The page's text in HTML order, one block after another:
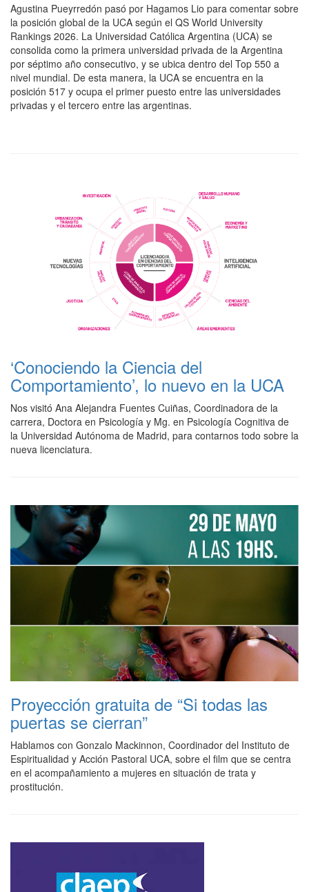
Agustina Pueyrredón pasó por Hagamos Lio para comentar sobre
la posición global de la UCA según el QS World University
Rankings 2026. La Universidad Católica Argentina (UCA) se
consolida como la primera universidad privada de la Argentina
por séptimo año consecutivo, y se ubica dentro del Top 550 a
nivel mundial. De esta manera, la UCA se encuentra en la
posición 517 y ocupa el primer puesto entre las universidades
privadas y el tercero entre las argentinas.
‘Conociendo la Ciencia del
Comportamiento’, lo nuevo en la UCA
Nos visitó Ana Alejandra Fuentes Cuiñas, Coordinadora de la
carrera, Doctora en Psicología y Mg. en Psicología Cognitiva de
la Universidad Autónoma de Madrid, para contarnos todo sobre la
nueva licenciatura.
Proyección gratuita de “Si todas las
puertas se cierran”
Hablamos con Gonzalo Mackinnon, Coordinador del Instituto de
Espiritualidad y Acción Pastoral UCA, sobre el film que se centra
en el acompañamiento a mujeres en situación de trata y
prostitución.